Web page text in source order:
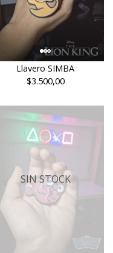
Llavero SIMBA
$3.500,00
SIN STOCK